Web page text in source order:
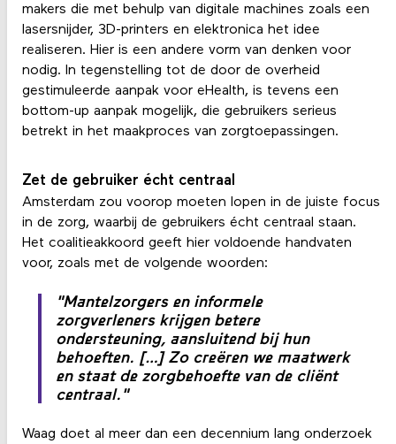
makers die met behulp van digitale machines zoals een
lasersnijder, 3D-printers en elektronica het idee
realiseren. Hier is een andere vorm van denken voor
nodig. In tegenstelling tot de door de overheid
gestimuleerde aanpak voor eHealth, is tevens een
bottom-up aanpak mogelijk, die gebruikers serieus
betrekt in het maakproces van zorgtoepassingen.
Zet de gebruiker écht centraal
Amsterdam zou voorop moeten lopen in de juiste focus
in de zorg, waarbij de gebruikers écht centraal staan.
Het coalitieakkoord geeft hier voldoende handvaten
voor, zoals met de volgende woorden:
"Mantelzorgers en informele
zorgverleners krijgen betere
ondersteuning, aansluitend bij hun
behoeften. […] Zo creëren we maatwerk
en staat de zorgbehoefte van de cliënt
centraal."
Waag doet al meer dan een decennium lang onderzoek